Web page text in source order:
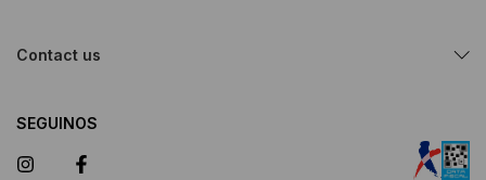
Contact us
SEGUINOS